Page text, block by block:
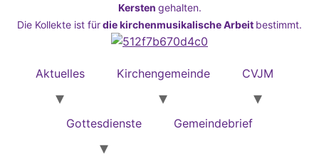
Kersten gehalten.
Die Kollekte ist fürdie kirchenmusikalische Arbeit bestimmt.
Aktuelles Kirchengemeinde CVJM
Gottesdienste Gemeindebrief